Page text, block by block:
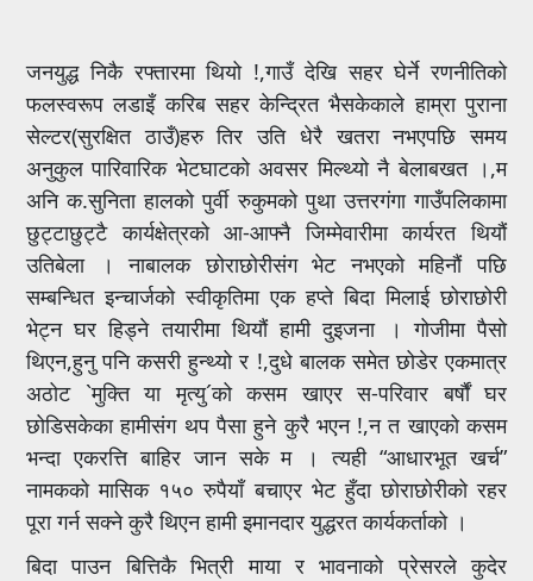
जनयुद्ध निकै रफ्तारमा थियो !,गाउँ देखि सहर घेर्ने रणनीतिको
फलस्वरूप लडाइँ करिब सहर केन्द्रित भैसकेकाले हाम्रा पुराना
सेल्टर(सुरक्षित ठाउँ)हरु तिर उति धेरै खतरा नभएपछि समय
अनुकुल पारिवारिक भेटघाटको अवसर मिल्थ्यो नै बेलाबखत ।,म
अनि क.सुनिता हालको पुर्वी रुकुमको पुथा उत्तरगंगा गाउँपलिकामा
छुट्टाछुट्टै कार्यक्षेत्रको आ-आफ्नै जिम्मेवारीमा कार्यरत थियौं
उतिबेला । नाबालक छोराछोरीसंग भेट नभएको महिनौं पछि
सम्बन्धित इन्चार्जको स्वीकृतिमा एक हप्ते बिदा मिलाई छोराछोरी
भेट्न घर हिड्ने तयारीमा थियौं हामी दुइजना । गोजीमा पैसो
थिएन,हुनु पनि कसरी हुन्थ्यो र !,दुधे बालक समेत छोडेर एकमात्र
अठोट `मुक्ति या मृत्यु´को कसम खाएर स-परिवार बर्षौं घर
छोडिसकेका हामीसंग थप पैसा हुने कुरै भएन !,न त खाएको कसम
भन्दा एकरत्ति बाहिर जान सके म । त्यही “आधारभूत खर्च”
नामकको मासिक १५० रुपैयाँ बचाएर भेट हुँदा छोराछोरीको रहर
पूरा गर्न सक्ने कुरै थिएन हामी इमानदार युद्धरत कार्यकर्ताको ।
बिदा पाउन बित्तिकै भित्री माया र भावनाको प्रेसरले कुदेर